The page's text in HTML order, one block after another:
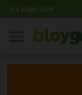
Ir a yoigo.com